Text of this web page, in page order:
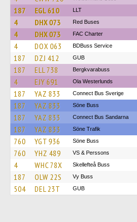
187 EGL 610 LLT
4 DHX 073 Red Buses
4 DHX 073 FAC Charter
4 DOX 063 BDBuss Service
187 DZJ 412 GUB
187 ELL 738 Bergkvarabuss
4 EJY 691 Ola Westerlunds
187 YAZ 833 Connect Bus Sverige
187 YAZ 833 Söne Buss
187 YAZ 833 Connect Bus Sandarna
187 YAZ 833 Söne Trafik
760 YGT 936 Söne Buss
760 YHZ 489 VS & Perssons
4 WHC 78X Skellefteå Buss
187 OLW 22S Vy Buss
504 DEL 23T GUB